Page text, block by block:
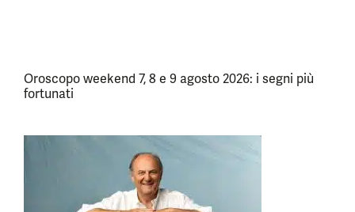
Oroscopo weekend 7, 8 e 9 agosto 2026: i segni più
fortunati